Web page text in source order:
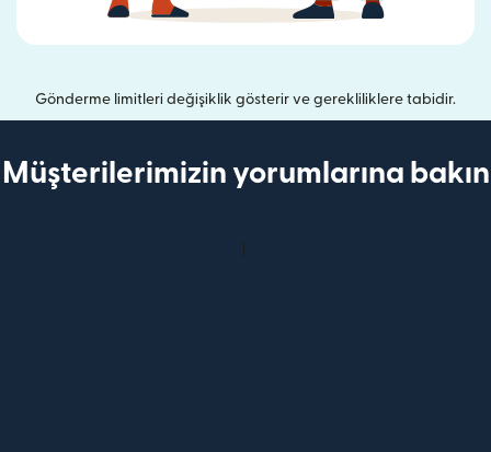
Gönderme limitleri değişiklik gösterir ve gerekliliklere tabidir.
Müşterilerimizin yorumlarına bakın